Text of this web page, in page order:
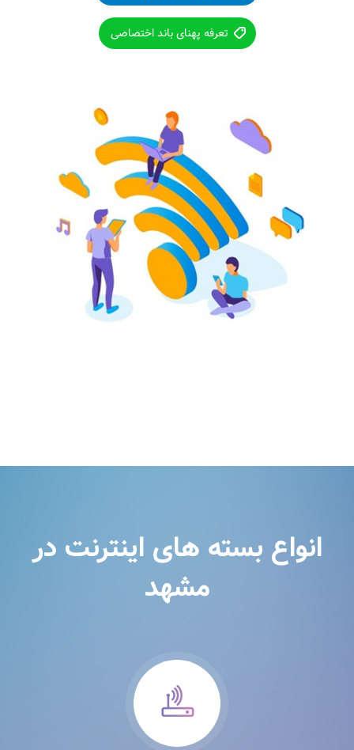
تعرفه پهنای باند اختصاصی
انواع بسته های اینترنت در
مشهد